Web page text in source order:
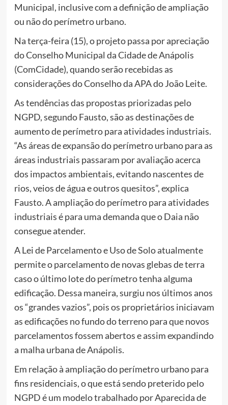
Municipal, inclusive com a definição de ampliação
ou não do perímetro urbano.
Na terça-feira (15), o projeto passa por apreciação
do Conselho Municipal da Cidade de Anápolis
(ComCidade), quando serão recebidas as
considerações do Conselho da APA do João Leite.
As tendências das propostas priorizadas pelo
NGPD, segundo Fausto, são as destinações de
aumento de perímetro para atividades industriais.
“As áreas de expansão do perímetro urbano para as
áreas industriais passaram por avaliação acerca
dos impactos ambientais, evitando nascentes de
rios, veios de água e outros quesitos”, explica
Fausto. A ampliação do perímetro para atividades
industriais é para uma demanda que o Daia não
consegue atender.
A Lei de Parcelamento e Uso de Solo atualmente
permite o parcelamento de novas glebas de terra
caso o último lote do perímetro tenha alguma
edificação. Dessa maneira, surgiu nos últimos anos
os “grandes vazios”, pois os proprietários iniciavam
as edificações no fundo do terreno para que novos
parcelamentos fossem abertos e assim expandindo
a malha urbana de Anápolis.
Em relação à ampliação do perímetro urbano para
fins residenciais, o que está sendo preterido pelo
NGPD é um modelo trabalhado por Aparecida de